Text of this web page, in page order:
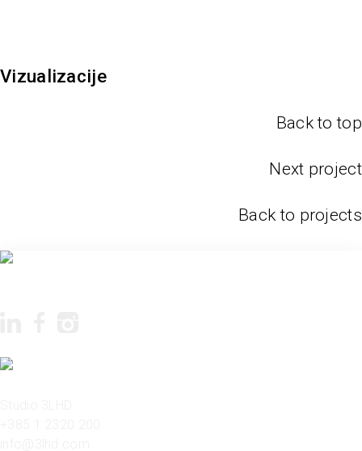
Vizualizacije
Back to top
Next project
Back to projects